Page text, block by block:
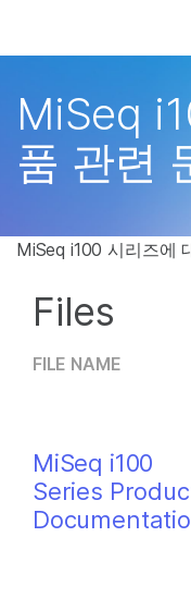
학습
회사
지원
추천 링크
MiSeq
품 관련
MiSeq i100 시리즈에
Files
FILE NAME
MiSeq i100
Series
습니다. 주요 관
암 연구
미생물학 연구